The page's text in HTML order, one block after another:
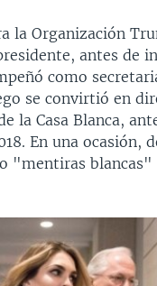
la Organización
antes de
como
se convirtió en
la Casa Blanca,
En una ocasión,
"mentiras blancas"